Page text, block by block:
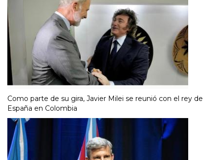
Como parte de su gira, Javier Milei se reunió con el rey de
España en Colombia